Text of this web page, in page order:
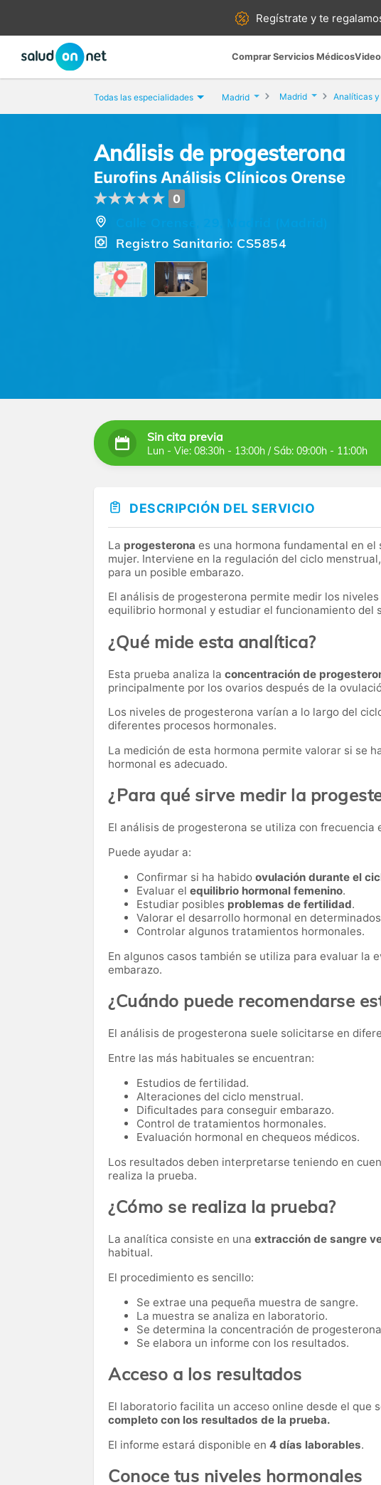
Regístrate yte
Comprar Servicios Médicos
Todas las especialidades Madrid Madrid Analíticas
Análisis de progesterona
Eurofins Análisis Clínicos Orense
0
Registro Sanitario: CS5854
Sin cita previa
Lun - Vie: 08:30h - 13:00h / Sáb: 09:00h - 11:00h
DESCRIPCIÓN DEL SERVICIO
La progesterona es una hormona fundamental en
mujer. Interviene en la regulación del ciclo
para un posible embarazo.
El análisis de progesterona permite medir los
equilibrio hormonal y estudiar el funcionamiento del
¿Qué mide esta analítica?
Esta prueba analiza la concentración de
principalmente por los ovarios después de la
Los niveles de progesterona varían a lo largo del
diferentes procesos hormonales.
La medición de esta hormona permite valorar si se
hormonal es adecuado.
¿Para qué sirve medir la
El análisis de progesterona se utiliza con
Puede ayudar a:
Confirmar si ha habido ovulación durante el
Evaluar el equilibrio hormonal femenino.
Estudiar posibles problemas de fertilidad.
Valorar el desarrollo hormonal en
Controlar algunos tratamientos hormonales.
En algunos casos también se utiliza para evaluar la
embarazo.
¿Cuándo puede recomendarse
El análisis de progesterona suele solicitarse en
Entre las más habituales se encuentran:
Estudios de fertilidad.
Alteraciones del ciclo menstrual.
Dificultades para conseguir embarazo.
Control de tratamientos hormonales.
Evaluación hormonal en chequeos médicos.
Los resultados deben interpretarse teniendo en
realiza la prueba.
¿Cómo se realiza la prueba?
La analítica consiste en una extracción de sangre
habitual.
El procedimiento es sencillo:
Se extrae una pequeña muestra de sangre.
La muestra se analiza en laboratorio.
Se determina la concentración de
Se elabora un informe con los resultados.
Acceso a los resultados
El laboratorio facilita un acceso online desde el que
completo con los resultados de la prueba.
El informe estará disponible en 4 días laborables.
Conoce tus niveles hormonales